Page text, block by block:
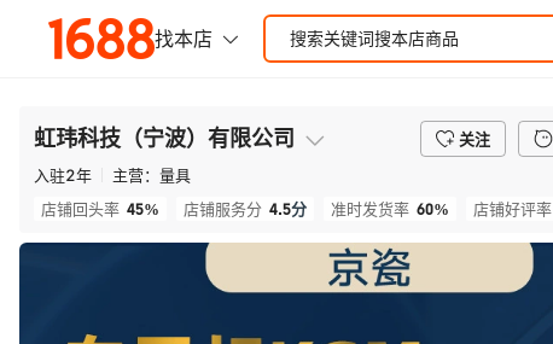
虹玮科技（宁波）有限公司 关注
入驻2年 主营： 量具
店铺回头率 45% 店铺服务分 4.5分 准时发货率 60% 店铺好评率